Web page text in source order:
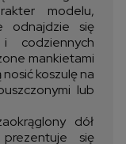
modelu,
odnajdzie się
codziennych
mankietami
koszulę na
lub
dół
się